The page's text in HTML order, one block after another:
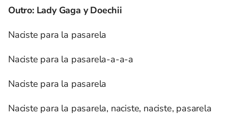
Outro: Lady Gaga y Doechii
Naciste para la pasarela
Naciste para la pasarela-a-a-a
Naciste para la pasarela
Naciste para la pasarela, naciste, naciste, pasarela